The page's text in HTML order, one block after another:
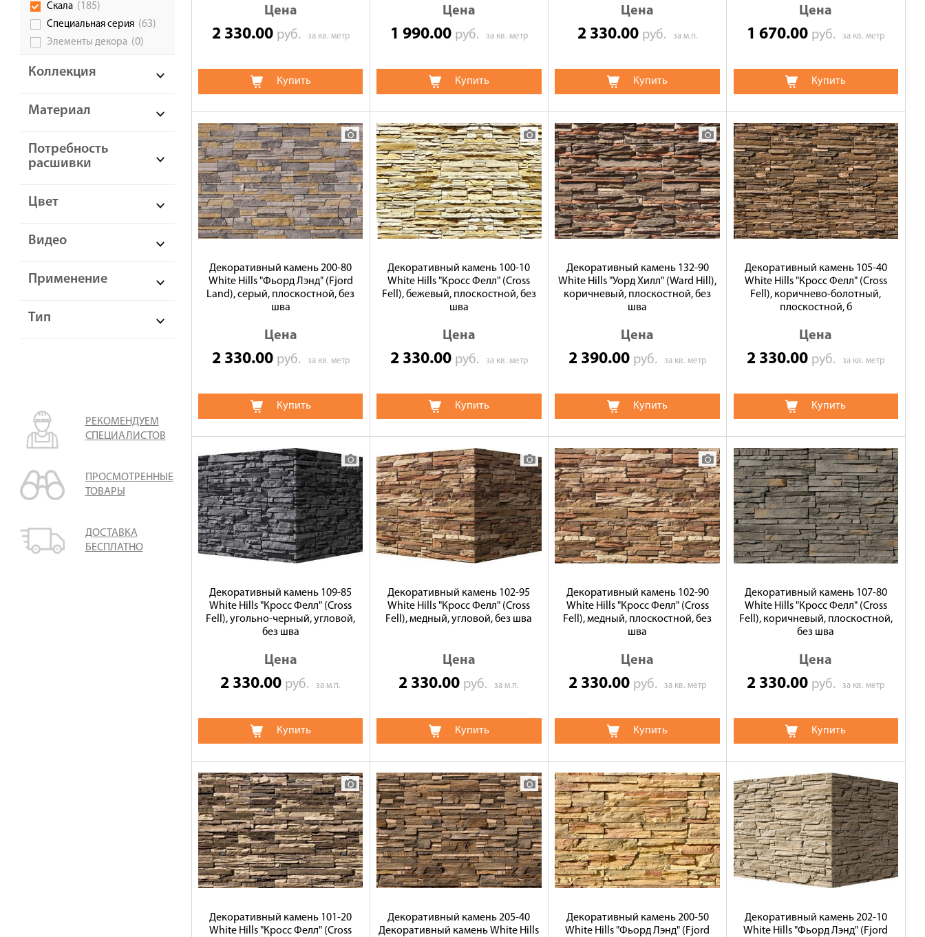
Скала (185)
Специальная серия (63)
Элементы декора (0)
Коллекция
Материал
Потребность
расшивки
Цвет
Видео
Применение
Тип
РЕКОМЕНДУЕМ
СПЕЦИАЛИСТОВ
ПРОСМОТРЕННЫЕ
ТОВАРЫ
ДОСТАВКА
БЕСПЛАТНО
Цена
2 330.00 руб. за кв. метр
Купить
Цена
1 990.00 руб. за кв. метр
Купить
Цена
2 330.00 руб. за м.п.
Купить
Цена
1 670.00 руб.за кв. метр
Купить
Декоративный камень 200-80
White Hills "Фьорд Лэнд" (Fjord
Land), серый, плоскостной, без
шва
Цена
2 330.00 руб. за кв. метр
Купить
Декоративный камень 100-10
White Hills "Кросс Фелл" (Cross
Fell), бежевый, плоскостной, без
шва
Цена
2 330.00 руб. за кв. метр
Купить
Декоративный камень 132-90
White Hills "Уорд Хилл" (Ward Hill),
коричневый, плоскостной, без
шва
Цена
2 390.00 руб.за кв. метр
Купить
Декоративный камень 105-40
White Hills "Кросс Фелл" (Cross
Fell), коричнево-болотный,
плоскостной, б
Цена
2 330.00 руб.за кв. метр
Купить
Декоративный камень 109-85
White Hills "Кросс Фелл" (Cross
Fell), угольно-черный, угловой,
без шва
Цена
2 330.00 руб.за м.п.
Купить
Декоративный камень 102-95
White Hills "Кросс Фелл" (Cross
Fell), медный, угловой, без шва
Цена
2 330.00 руб.за м.п.
Купить
Декоративный камень 102-90
White Hills "Кросс Фелл" (Cross
Fell), медный, плоскостной, без
шва
Цена
2 330.00 руб.за кв. метр
Купить
Декоративный камень 107-80
White Hills "Кросс Фелл" (Cross
Fell), коричневый, плоскостной,
без шва
Цена
2 330.00 руб.за кв. метр
Купить
Декоративный камень 101-20
White Hills "Кросс Фелл" (Cross
Декоративный камень 205-40
Декоративный камень White Hills
Декоративный камень 200-50
White Hills "Фьорд Лэнд" (Fjord
Декоративный камень 202-10
White Hills "Фьорд Лэнд" (Fjord